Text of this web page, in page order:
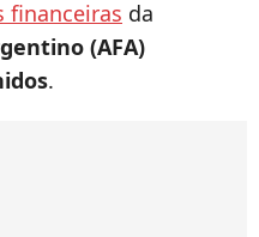
financeiras da
(AFA)
.